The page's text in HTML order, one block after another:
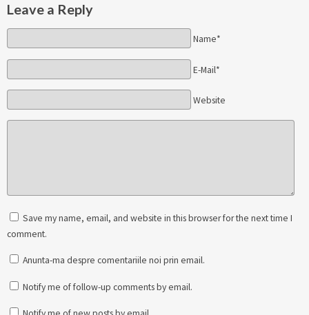
Leave a Reply
Name*
E-Mail*
Website
Save my name, email, and website in this browser for the next time I
comment.
Anunta-ma despre comentariile noi prin email.
Notify me of follow-up comments by email.